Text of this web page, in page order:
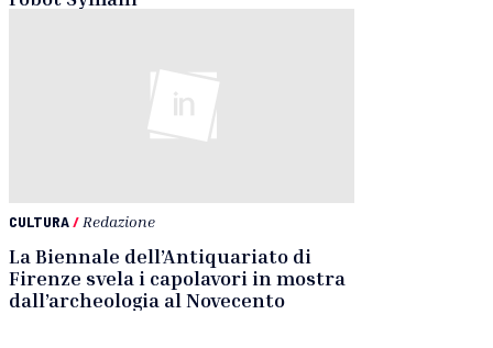
CULTURA/ Redazione
La Biennale dell’Antiquariato di
Firenze svela i capolavori in mostra
dall’archeologia al Novecento